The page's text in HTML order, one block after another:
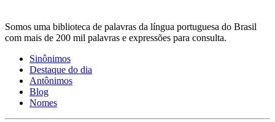
Somos uma biblioteca de palavras da língua portuguesa do Brasil
com mais de 200 mil palavras e expressões para consulta.
Sinônimos
Destaque do dia
Antônimos
Blog
Nomes